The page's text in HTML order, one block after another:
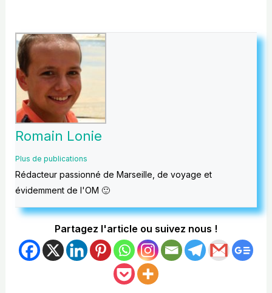
Romain Lonie
Plus de publications
Rédacteur passionné de Marseille, de voyage et
évidemment de l'OM 🙂
Partagez l'article ou suivez nous !